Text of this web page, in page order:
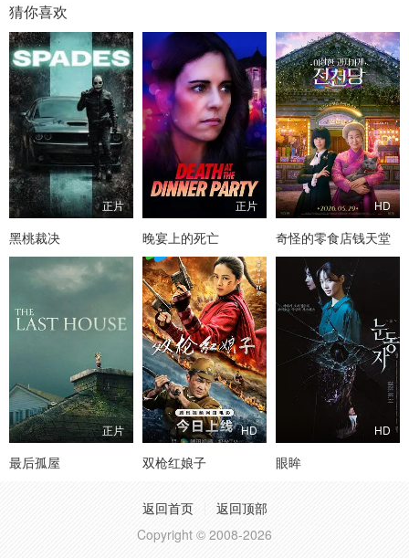
猜你喜欢
正片
黑桃裁决
正片
晚宴上的死亡
HD
奇怪的零食店钱天堂
正片
最后孤屋
HD
双枪红娘子
HD
眼眸
返回首页
返回顶部
Copyright © 2008-2026